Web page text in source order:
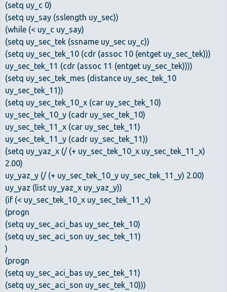
(setq uy_c 0)
(setq uy_say (sslength uy_sec))
(while (< uy_c uy_say)
(setq uy_sec_tek (ssname uy_sec uy_c))
(setq uy_sec_tek_10 (cdr (assoc 10 (entget uy_sec_tek)))
uy_sec_tek_11 (cdr (assoc 11 (entget uy_sec_tek))))
(setq uy_sec_tek_mes (distance uy_sec_tek_10
uy_sec_tek_11))
(setq uy_sec_tek_10_x (car uy_sec_tek_10)
uy_sec_tek_10_y (cadr uy_sec_tek_10)
uy_sec_tek_11_x (car uy_sec_tek_11)
uy_sec_tek_11_y (cadr uy_sec_tek_11))
(setq uy_yaz_x (/ (+ uy_sec_tek_10_x uy_sec_tek_11_x)
2.00)
uy_yaz_y (/ (+ uy_sec_tek_10_y uy_sec_tek_11_y) 2.00)
uy_yaz (list uy_yaz_x uy_yaz_y))
(if (< uy_sec_tek_10_x uy_sec_tek_11_x)
(progn
(setq uy_sec_aci_bas uy_sec_tek_10)
(setq uy_sec_aci_son uy_sec_tek_11)
)
(progn
(setq uy_sec_aci_bas uy_sec_tek_11)
(setq uy_sec_aci_son uy_sec_tek_10)))